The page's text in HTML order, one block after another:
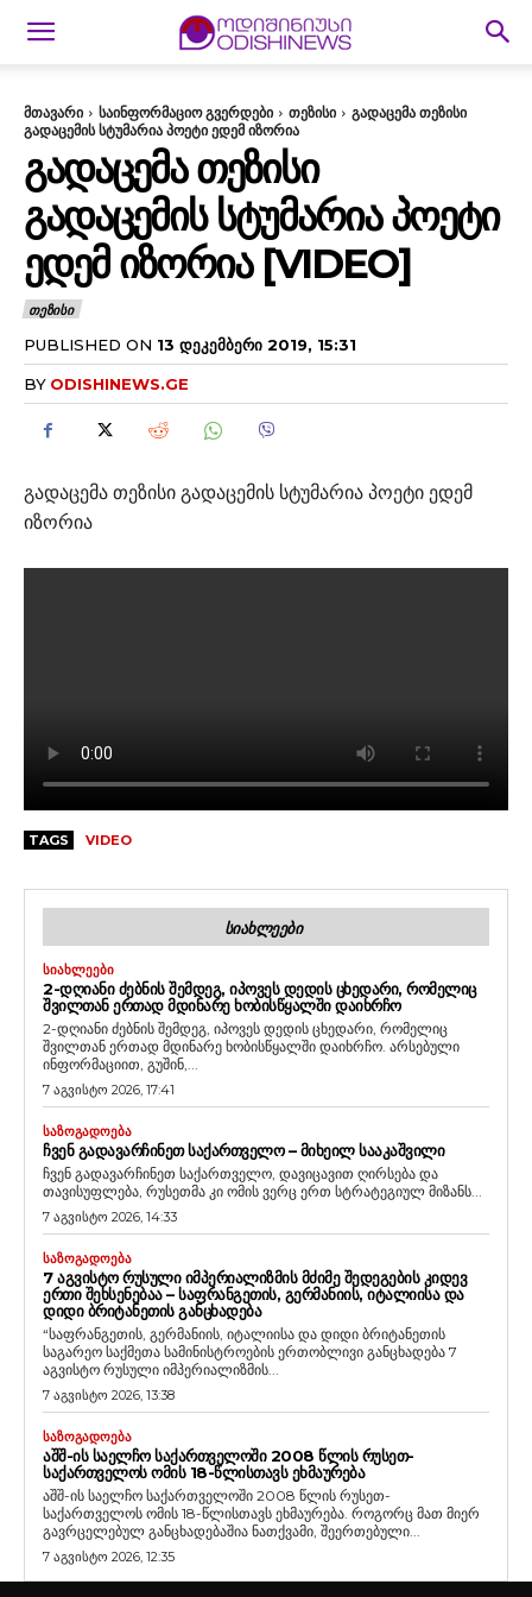
მთავარი საინფორმაციო გვერდები თეზისი
გადაცემა თეზისი
გადაცემის სტუმარია პოეტი ედემ იზორია
ᲒᲐᲓᲐᲪᲔᲛᲐ ᲗᲔᲖᲘᲡᲘ
ᲒᲐᲓᲐᲪᲔᲛᲘᲡ ᲡᲢᲣᲛᲐᲠᲘᲐ ᲞᲝᲔᲢᲘ
ᲔᲓᲔᲛ ᲘᲖᲝᲠᲘᲐ [VIDEO]
ᲗᲔᲖᲘᲡᲘ
PUBLISHED ON 13 ᲓᲔᲙᲔᲛᲑᲔᲠᲘ 2019, 15:31
BY ODISHINEWS.GE
გადაცემა თეზისი გადაცემის სტუმარია პოეტი ედემ
იზორია
TAGS VIDEO
ᲡᲘᲐᲮᲚᲔᲔᲑᲘ
ᲡᲘᲐᲮᲚᲔᲔᲑᲘ
2-ᲓᲦᲘᲐᲜᲘ ᲫᲔᲑᲜᲘᲡ ᲨᲔᲛᲓᲔᲒ, ᲘᲞᲝᲕᲔᲡ ᲓᲔᲓᲘᲡ ᲪᲮᲔᲓᲐᲠᲘ, ᲠᲝᲛᲔᲚᲘᲪ
ᲨᲕᲘᲚᲗᲐᲜ ᲔᲠᲗᲐᲓ ᲛᲓᲘᲜᲐᲠᲔ ᲮᲝᲑᲘᲡᲬᲧᲐᲚᲨᲘ ᲓᲐᲘᲮᲠᲩᲝ
2-დღიანი ძებნის შემდეგ, იპოვეს დედის ცხედარი, რომელიც
შვილთან ერთად მდინარე ხობისწყალში დაიხრჩო. არსებული
ინფორმაციით, გუშინ,...
7 აგვისტო 2026, 17:41
ᲡᲐᲖᲝᲒᲐᲓᲝᲔᲑᲐ
ᲩᲕᲔᲜ ᲒᲐᲓᲐᲕᲐᲠᲩᲘᲜᲔᲗ ᲡᲐᲥᲐᲠᲗᲕᲔᲚᲝ – ᲛᲘᲮᲔᲘᲚ ᲡᲐᲐᲙᲐᲨᲕᲘᲚᲘ
ჩვენ გადავარჩინეთ საქართველო, დავიცავით ღირსება და
თავისუფლება, რუსეთმა კი ომის ვერც ერთ სტრატეგიულ მიზანს...
7 აგვისტო 2026, 14:33
ᲡᲐᲖᲝᲒᲐᲓᲝᲔᲑᲐ
7 ᲐᲒᲕᲘᲡᲢᲝ ᲠᲣᲡᲣᲚᲘ ᲘᲛᲞᲔᲠᲘᲐᲚᲘᲖᲛᲘᲡ ᲛᲫᲘᲛᲔ ᲨᲔᲓᲔᲒᲔᲑᲘᲡ ᲙᲘᲓᲔᲕ
ᲔᲠᲗᲘ ᲨᲔᲮᲡᲔᲜᲔᲑᲐᲐ – ᲡᲐᲤᲠᲐᲜᲒᲔᲗᲘᲡ, ᲒᲔᲠᲛᲐᲜᲘᲘᲡ, ᲘᲢᲐᲚᲘᲘᲡᲐ ᲓᲐ
ᲓᲘᲓᲘ ᲑᲠᲘᲢᲐᲜᲔᲗᲘᲡ ᲒᲐᲜᲪᲮᲐᲓᲔᲑᲐ
“საფრანგეთის, გერმანიის, იტალიისა და დიდი ბრიტანეთის
საგარეო საქმეთა სამინისტროების ერთობლივი განცხადება 7
აგვისტო რუსული იმპერიალიზმის...
7 აგვისტო 2026, 13:38
ᲡᲐᲖᲝᲒᲐᲓᲝᲔᲑᲐ
ᲐᲨᲨ-ᲘᲡ ᲡᲐᲔᲚᲩᲝ ᲡᲐᲥᲐᲠᲗᲕᲔᲚᲝᲨᲘ 2008 ᲬᲚᲘᲡ ᲠᲣᲡᲔᲗ-
ᲡᲐᲥᲐᲠᲗᲕᲔᲚᲝᲡ ᲝᲛᲘᲡ 18-ᲬᲚᲘᲡᲗᲐᲕᲡ ᲔᲮᲛᲐᲣᲠᲔᲑᲐ
აშშ-ის საელჩო საქართველოში 2008 წლის რუსეთ-
საქართველოს ომის 18-წლისთავს ეხმაურება. როგორც მათ მიერ
გავრცელებულ განცხადებაშია ნათქვამი, შეერთებული...
7 აგვისტო 2026, 12:35